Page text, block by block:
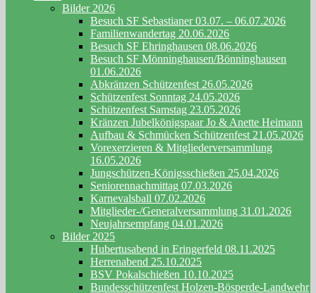
Bilder 2026
Besuch SF Sebastianer 03.07. – 06.07.2026
Familienwandertag 20.06.2026
Besuch SF Ehringhausen 08.06.2026
Besuch SF Mönninghausen/Bönninghausen
01.06.2026
Abkränzen Schützenfest 26.05.2026
Schützenfest Sonntag 24.05.2026
Schützenfest Samstag 23.05.2026
Kränzen Jubelkönigspaar Jo & Anette Heimann
Aufbau & Schmücken Schützenfest 21.05.2026
Vorexerzieren & Mitgliederversammlung
16.05.2026
Jungschützen-Königsschießen 25.04.2026
Seniorennachmittag 07.03.2026
Karnevalsball 07.02.2026
Mitglieder-/Generalversammlung 31.01.2026
Neujahrsempfang 04.01.2026
Bilder 2025
Hubertusabend in Eringerfeld 08.11.2025
Herrenabend 25.10.2025
BSV Pokalschießen 10.10.2025
Bundesschützenfest Holzen-Bösperde-Landwehr